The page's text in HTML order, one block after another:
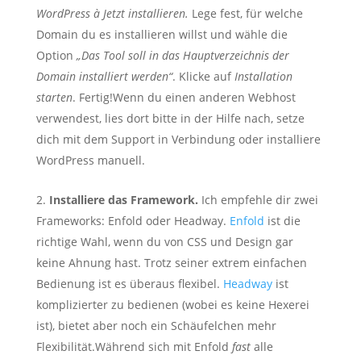
WordPress àJetzt installieren. Lege fest, für welche
Domain du es installieren willst und wähle die
Option „Das Tool soll in das Hauptverzeichnis der
Domain installiert werden“. Klicke aufInstallation
starten. Fertig!Wenn du einen anderen Webhost
verwendest, lies dort bitte in der Hilfe nach, setze
dich mit dem Support in Verbindung oder installiere
WordPress manuell.
Installiere das Framework. Ich empfehle dir zwei
Frameworks: Enfold oder Headway. Enfold ist die
richtige Wahl, wenn du von CSS und Design gar
keine Ahnung hast. Trotz seiner extrem einfachen
Bedienung ist es überaus flexibel. Headwayist
komplizierter zu bedienen (wobei es keine Hexerei
ist), bietet aber noch ein Schäufelchen mehr
Flexibilität.Während sich mit Enfold fastalle